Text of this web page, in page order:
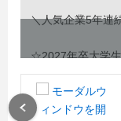
＼人気企業5年連
☆2027年卒大学
（2026年4月20
卒採用広告特集）
業種別ランキン